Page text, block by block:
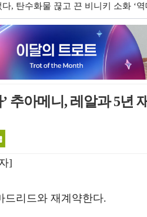
, 탄수화물 끊고 끈 비니키 소화 ‘역
추아메니, 레알과 5년
]
드리드와 재계약한다.